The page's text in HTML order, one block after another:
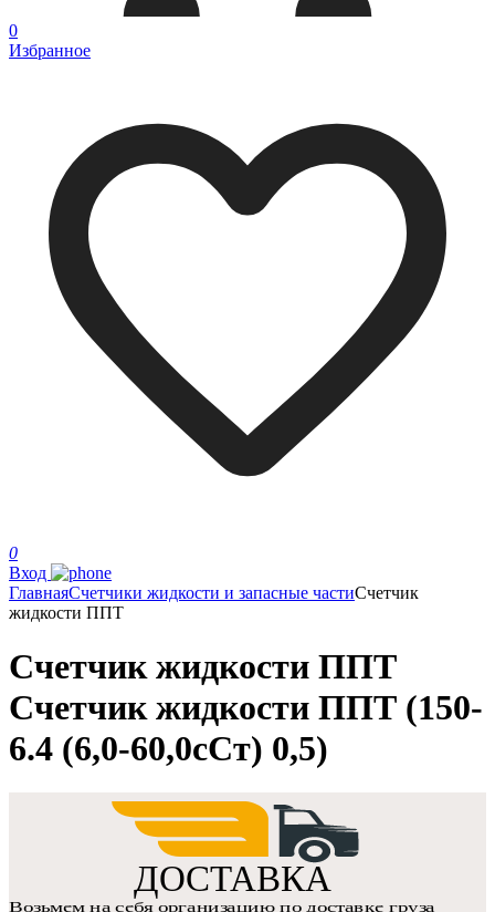
0
Избранное
0
Вход
ГлавнаяСчетчики жидкости и запасные частиСчетчик
жидкости ППТ
Счетчик жидкости ППТ
Счетчик жидкости ППТ (150-
6.4 (6,0-60,0сСт) 0,5)